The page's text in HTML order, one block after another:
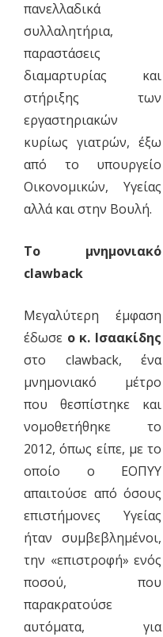
πανελλαδικά
συλλαλητήρια,
παραστάσεις
διαμαρτυρίας και
στήριξης των
εργαστηριακών
κυρίως γιατρών, έξω
από το υπουργείο
Οικονομικών, Υγείας
αλλά και στην Βουλή.
Το μνημονιακό
clawback
Μεγαλύτερη έμφαση
έδωσε ο κ. Ισαακίδης
στο clawback, ένα
μνημονιακό μέτρο
που θεσπίστηκε και
νομοθετήθηκε το
2012, όπως είπε, με το
οποίο ο ΕΟΠΥΥ
απαιτούσε από όσους
επιστήμονες Υγείας
ήταν συμβεβλημένοι,
την «επιστροφή» ενός
ποσού, που
παρακρατούσε
αυτόματα, για